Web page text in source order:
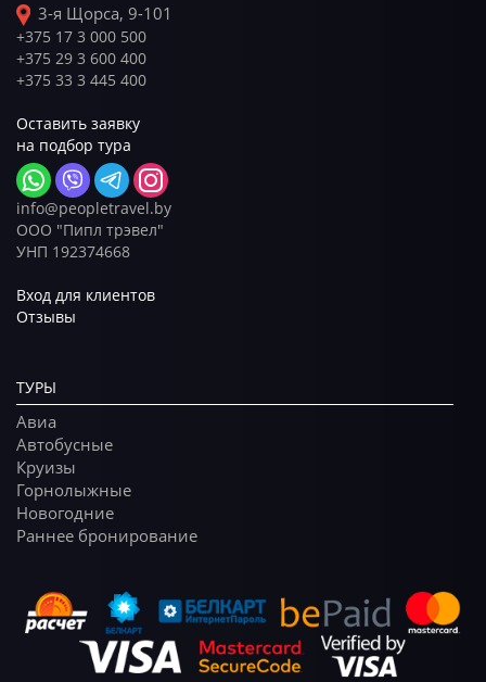
3-я Щорса, 9-101
+375 17 3 000 500
+375 29 3 600 400
+375 33 3 445 400
Оставить заявку
на подбор тура
info@peopletravel.by
ООО "Пипл трэвел"
УНП 192374668
Вход для клиентов
Отзывы
ТУРЫ
Авиа
Автобусные
Круизы
Горнолыжные
Новогодние
Раннее бронирование